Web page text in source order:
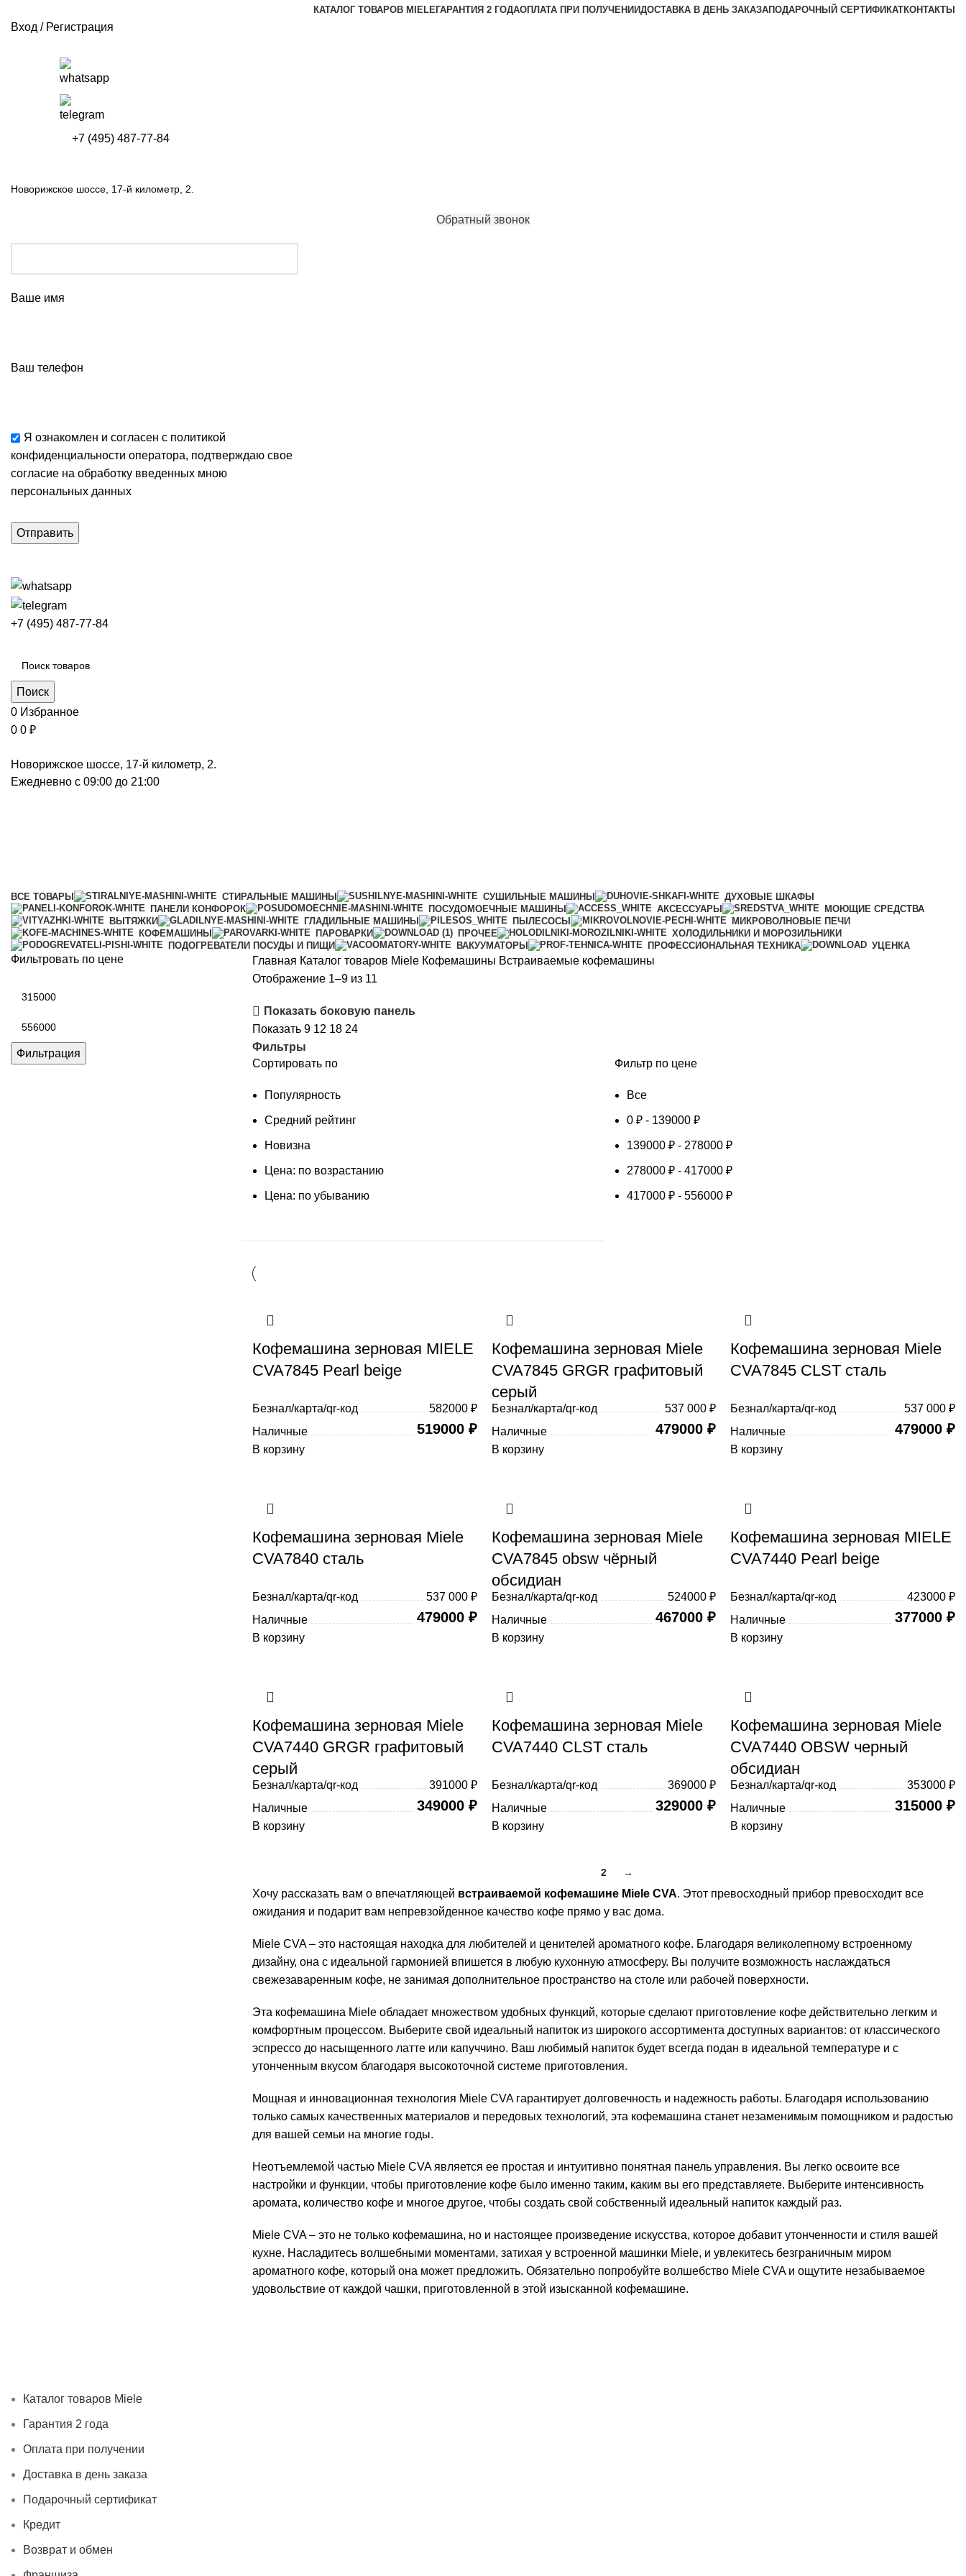
КАТАЛОГ ТОВАРОВ MIELEГАРАНТИЯ 2 ГОДАОПЛАТА ПРИ ПОЛУЧЕНИИДОСТАВКА В ДЕНЬ ЗАКАЗАПОДАРОЧНЫЙ СЕРТИФИКАТКОНТАКТЫ
Вход / Регистрация
+7 (495) 487-77-84
Новорижское шоссе, 17-й километр, 2.
Обратный звонок
Ваше имя
Ваш телефон
Я ознакомлен и согласен с политикой
конфиденциальности оператора, подтверждаю свое
согласие на обработку введенных мною
персональных данных
+7 (495) 487-77-84
Поиск
0 Избранное
0 0 ₽
Новорижское шоссе, 17-й километр, 2.
Ежедневно с 09:00 до 21:00
ВСЕ ТОВАРЫ СТИРАЛЬНЫЕ МАШИНЫ СУШИЛЬНЫЕ МАШИНЫ
ДУХОВЫЕ ШКАФЫ
ПАНЕЛИ КОНФОРОК
ПОСУДОМОЕЧНЫЕ МАШИНЫ АКСЕССУАРЫ
МОЮЩИЕ СРЕДСТВА
ВЫТЯЖКИ
ГЛАДИЛЬНЫЕ МАШИНЫ ПЫЛЕСОСЫ
МИКРОВОЛНОВЫЕ ПЕЧИ
КОФЕМАШИНЫ
ПАРОВАРКИ ПРОЧЕЕ
ХОЛОДИЛЬНИКИ И МОРОЗИЛЬНИКИ
ПОДОГРЕВАТЕЛИ ПОСУДЫ И ПИЩИ
ВАКУУМАТОРЫ ПРОФЕССИОНАЛЬНАЯ ТЕХНИКА УЦЕНКА
Фильтровать по цене
Фильтрация
Главная Каталог товаров Miele Кофемашины Встраиваемые кофемашины
Отображение 1–9 из 11
убыванию
Показать боковую панель
Показать 9 12 18 24
Фильтры
Сортировать по
Популярность
Средний рейтинг
Новизна
Цена: по возрастанию
Цена: по убыванию
Фильтр по цене
Все
0 ₽ - 139000 ₽
139000 ₽ - 278000 ₽
278000 ₽ - 417000 ₽
417000 ₽ - 556000 ₽
Кофемашина зерновая MIELE
CVA7845 Pearl beige
Безнал/карта/qr-код
582000 ₽
Наличные
519000 ₽
В корзину
Кофемашина зерновая Miele
CVA7845 GRGR графитовый
серый
Безнал/карта/qr-код
537 000 ₽
Наличные
479000₽
В корзину
Кофемашина зерновая Miele
CVA7845 CLST сталь
Безнал/карта/qr-код
537 000 ₽
Наличные
479000 ₽
В корзину
Кофемашина зерновая Miele
CVA7840 сталь
Безнал/карта/qr-код
537 000 ₽
Наличные
479000 ₽
В корзину
Кофемашина зерновая Miele
CVA7845 obsw чёрный
обсидиан
Безнал/карта/qr-код
524000 ₽
Наличные
467000₽
В корзину
Кофемашина зерновая MIELE
CVA7440 Pearl beige
Безнал/карта/qr-код
423000 ₽
Наличные
377000 ₽
В корзину
Кофемашина зерновая Miele
CVA7440 GRGR графитовый
серый
Безнал/карта/qr-код
391000 ₽
Наличные
349000 ₽
В корзину
Кофемашина зерновая Miele
CVA7440 CLST сталь
Безнал/карта/qr-код
369000 ₽
Наличные
329000₽
В корзину
Кофемашина зерновая Miele
CVA7440 OBSW черный
обсидиан
Безнал/карта/qr-код
353000 ₽
Наличные
315000 ₽
В корзину
2 →
Хочу рассказать вам о впечатляющей встраиваемой кофемашине Miele CVA. Этот превосходный прибор превосходит все
ожидания и подарит вам непревзойденное качество кофе прямо у вас дома.
Miele CVA – это настоящая находка для любителей и ценителей ароматного кофе. Благодаря великолепному встроенному
дизайну, она с идеальной гармонией впишется в любую кухонную атмосферу. Вы получите возможность наслаждаться
свежезаваренным кофе, не занимая дополнительное пространство на столе или рабочей поверхности.
Эта кофемашина Miele обладает множеством удобных функций, которые сделают приготовление кофе действительно легким и
комфортным процессом. Выберите свой идеальный напиток из широкого ассортимента доступных вариантов: от классического
эспрессо до насыщенного латте или капуччино. Ваш любимый напиток будет всегда подан в идеальной температуре и с
утонченным вкусом благодаря высокоточной системе приготовления.
Мощная и инновационная технология Miele CVA гарантирует долговечность и надежность работы. Благодаря использованию
только самых качественных материалов и передовых технологий, эта кофемашина станет незаменимым помощником и радостью
для вашей семьи на многие годы.
Неотъемлемой частью Miele CVA является ее простая и интуитивно понятная панель управления. Вы легко освоите все
настройки и функции, чтобы приготовление кофе было именно таким, каким вы его представляете. Выберите интенсивность
аромата, количество кофе и многое другое, чтобы создать свой собственный идеальный напиток каждый раз.
Miele CVA – это не только кофемашина, но и настоящее произведение искусства, которое добавит утонченности и стиля вашей
кухне. Насладитесь волшебными моментами, затихая у встроенной машинки Miele, и увлекитесь безграничным миром
ароматного кофе, который она может предложить. Обязательно попробуйте волшебство Miele CVA и ощутите незабываемое
удовольствие от каждой чашки, приготовленной в этой изысканной кофемашине.
Каталог товаров Miele
Гарантия 2 года
Оплата при получении
Доставка в день заказа
Подарочный сертификат
Кредит
Возврат и обмен